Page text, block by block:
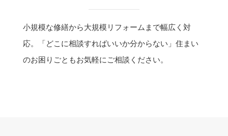
小規模な修繕から大規模リフォームまで幅広く対
応。「どこに相談すればいいか分からない」住まい
のお困りごともお気軽にご相談ください。